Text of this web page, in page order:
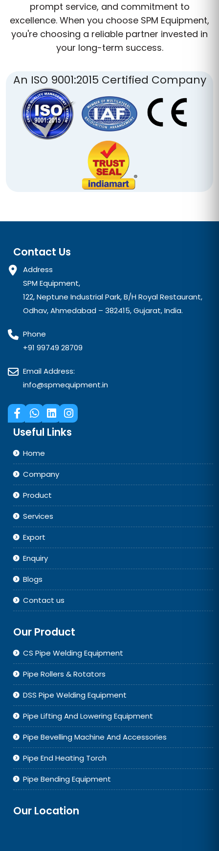
prompt service, and commitment to
excellence. When you choose SPM Equipment,
you're choosing a reliable partner invested in
your long-term success.
An ISO 9001:2015 Certified Company
Contact Us
Address
SPM Equipment,
122, Neptune Industrial Park, B/H Royal Restaurant,
Odhav, Ahmedabad – 382415, Gujarat, India.
Phone
+91 99749 28709
Email Address:
info@spmequipment.in
Useful Links
Home
Company
Product
Services
Export
Enquiry
Blogs
Contact us
Our Product
CS Pipe Welding Equipment
Pipe Rollers & Rotators
DSS Pipe Welding Equipment
Pipe Lifting And Lowering Equipment
Pipe Bevelling Machine And Accessories
Pipe End Heating Torch
Pipe Bending Equipment
Our Location